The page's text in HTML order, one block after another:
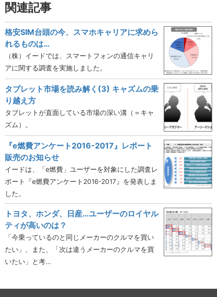
関連記事
格安SIM台頭の今、スマホキャリアに求めら
れるものは…
（株）イードでは、スマートフォンの通信キャリ
アに関する調査を実施しました。
タブレット市場を読み解く(3) キャズムの乗
り越え方
タブレットが直面している市場の深い溝（＝キャ
ズム）。
『e燃費アンケート2016-2017』レポート
販売のお知らせ
イードは、「e燃費」ユーザーを対象にした調査レ
ポート『e燃費アンケート2016-2017』を発表しま
した。
トヨタ、ホンダ、日産…ユーザーのロイヤル
ティが高いのは？
「今乗っているのと同じメーカーのクルマを買い
たい」、また、「次は違うメーカーのクルマを買
いたい」と考…